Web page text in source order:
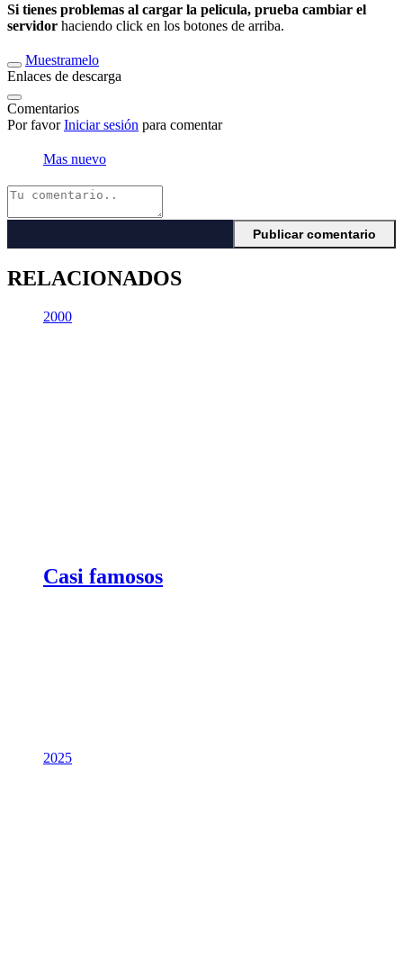
Si tienes problemas al cargar la pelicula, prueba cambiar el
servidor haciendo click en los botones de arriba.
Muestramelo
Enlaces de descarga
Comentarios
Por favorIniciar sesión para comentar
Mas nuevo
RELACIONADOS
2000
Casi famosos
2025